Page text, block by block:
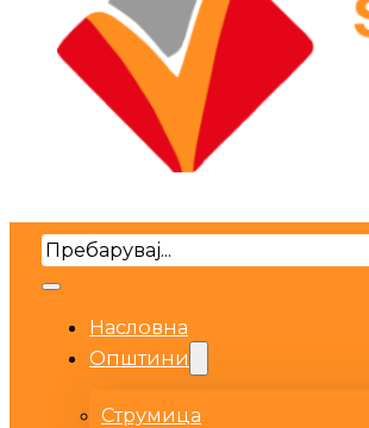
Search
Насловна
Општини
Струмица